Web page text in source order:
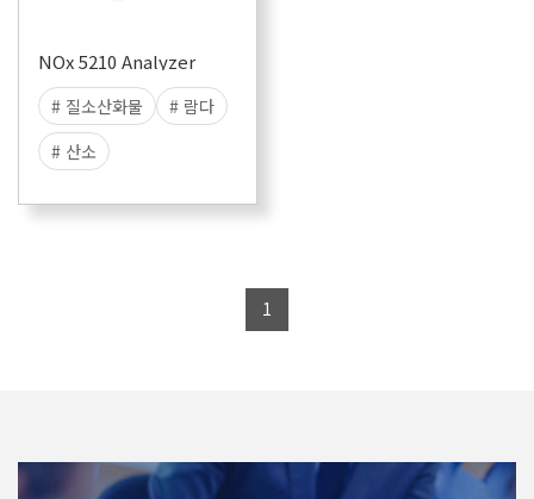
NOx 5210 Analyzer
# 질소산화물
# 람다
# 산소
1